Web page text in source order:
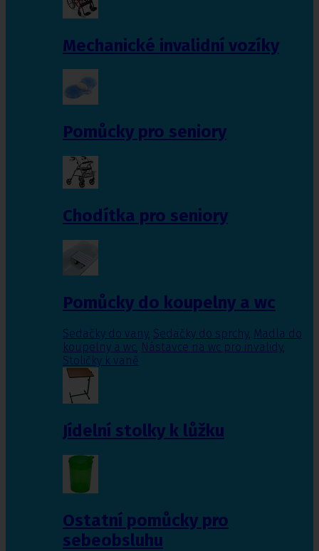
Mechanické invalidní vozíky
Pomůcky pro seniory
Chodítka pro seniory
Pomůcky do koupelny a wc
Sedačky do vany, Sedačky do sprchy, Madla do
koupelny a wc, Nástavce na wc pro invalidy,
Stoličky k vaně
Jídelní stolky k lůžku
Ostatní pomůcky pro
sebeobsluhu